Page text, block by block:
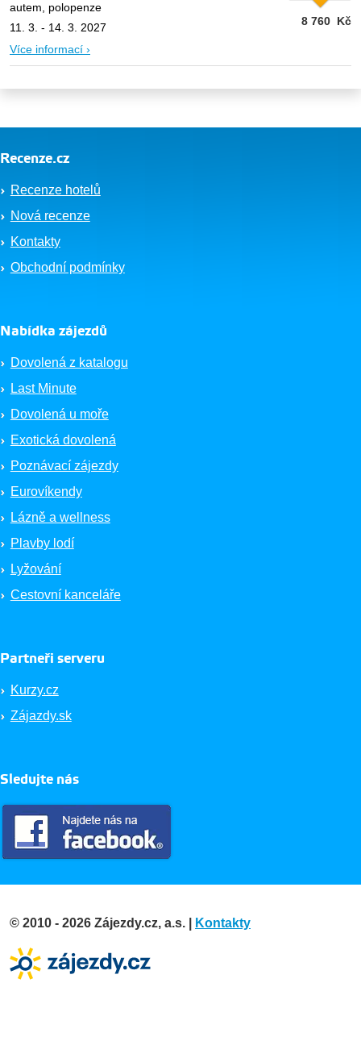
autem, polopenze
11. 3. - 14. 3. 2027
Více informací ›
8 760 Kč
Recenze.cz
Recenze hotelů
Nová recenze
Kontakty
Obchodní podmínky
Nabídka zájezdů
Dovolená z katalogu
Last Minute
Dovolená u moře
Exotická dovolená
Poznávací zájezdy
Eurovíkendy
Lázně a wellness
Plavby lodí
Lyžování
Cestovní kanceláře
Partneři serveru
Kurzy.cz
Zájazdy.sk
Sledujte nás
© 2010 - 2026 Zájezdy.cz, a.s. | Kontakty